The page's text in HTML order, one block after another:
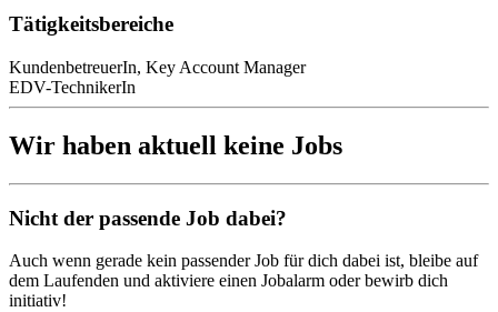
Tätigkeitsbereiche
KundenbetreuerIn, Key Account Manager
EDV-TechnikerIn
Wir haben aktuell keine Jobs
Nicht der passende Job dabei?
Auch wenn gerade kein passender Job für dich dabei ist, bleibe auf
dem Laufenden und aktiviere einen Jobalarm oder bewirb dich
initiativ!